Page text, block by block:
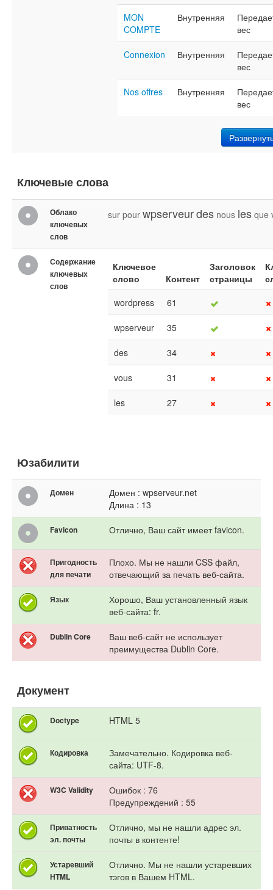
MON
COMPTE
Внутренняя
вес
Connexion Внутренняя
вес
Nos offres Внутренняя
вес
Ключевые слова
Облако
ключевых
слов
sur pour wpserveurdes nous les que
Содержание
ключевых
слов
Ключевое
слово
Контент
Заголовок
страницы
wordpress
61
wpserveur 35
des 34
vous 31
les 27
Юзабилити
Домен
Домен : wpserveur.net
Длина : 13
Favicon Отлично, Ваш сайт имеет favicon.
Пригодность
для печати
Плохо. Мы не нашли CSS файл,
отвечающий за печать веб-сайта.
Язык
Хорошо, Ваш установленный язык
веб-сайта: fr.
Dublin Core
Ваш веб-сайт не использует
преимущества Dublin Core.
Документ
Doctype HTML 5
Кодировка
Замечательно. Кодировка веб-
сайта: UTF-8.
W3C Validity
Ошибок : 76
Предупреждений : 55
Приватность
эл. почты
Отлично, мы не нашли адрес эл.
почты в контенте!
Устаревший
HTML
Отлично. Мы не нашли устаревших
тэгов в Вашем HTML.